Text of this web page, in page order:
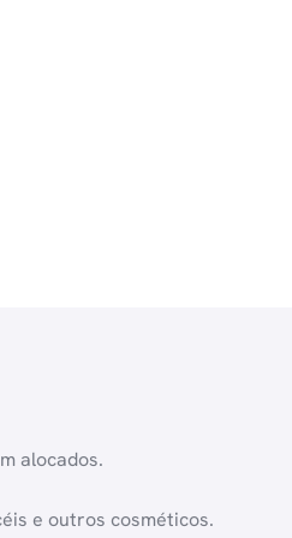
alocados.
e outros cosméticos.